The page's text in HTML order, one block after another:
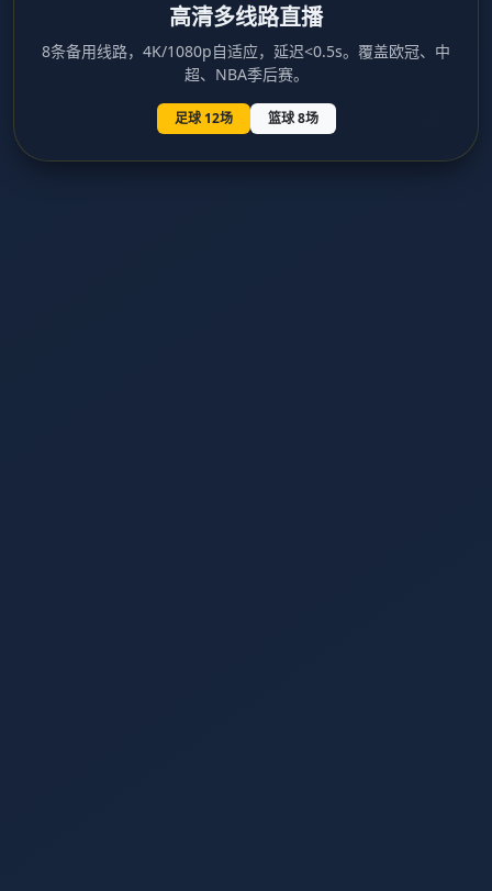
高清多线路直播
8条备用线路，4K/1080p自适应，延迟<0.5s。覆盖欧冠、中
超、NBA季后赛。
足球 12场 篮球 8场